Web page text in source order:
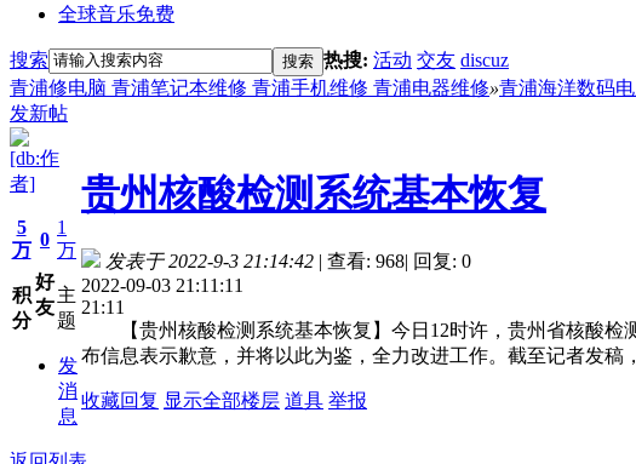
全球音乐免费
搜索 搜索 热搜: 活动 交友 discuz
青浦修电脑 青浦笔记本维修 青浦手机维修 青浦电器维修»青浦海洋数码
发新帖
[db:作
者]
5
万
积
分
0
好
友
1
万
主
题
发
消
息
贵州核酸检测系统基本恢复
发表于 2022-9-3 21:14:42 | 查看: 968| 回复: 0
2022-09-03 21:11:11
21:11
【贵州核酸检测系统基本恢复】今日12时许，贵州省核酸检
布信息表示歉意，并将以此为鉴，全力改进工作。截至记者发
收藏回复 显示全部楼层 道具 举报